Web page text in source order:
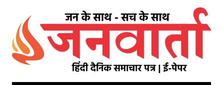
content